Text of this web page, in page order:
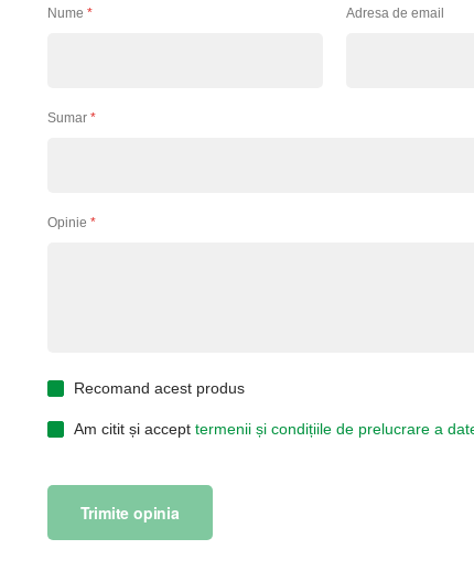
stea
stele
stele
stele
stele
Nume Adresa de email
Sumar
Opinie
Recomand acest produs
Am citit și accept termenii și condițiile de prelucrare a
Trimite opinia